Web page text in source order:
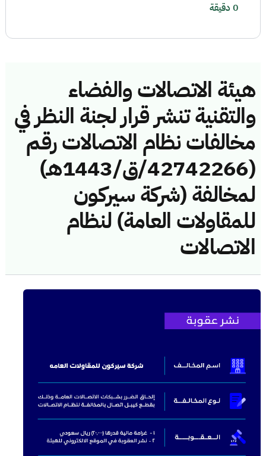
هيئة الاتصالات والفضاء
والتقنية تنشر قرار لجنة النظر في
مخالفات نظام الاتصالات رقم
(42742266/ق/1443هـ)
لمخالفة (شركة سيركون
للمقاولات العامة) لنظام
الاتصالات
0 دقيقة